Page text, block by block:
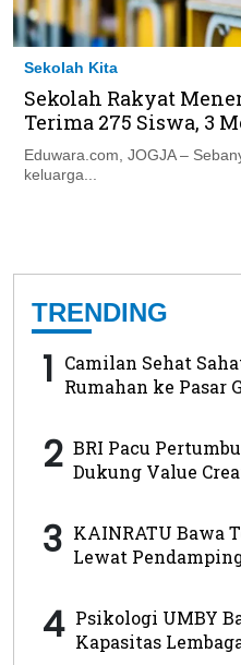
Sekolah Kita
Sekolah Rakyat
Terima 275 Siswa, 3
Eduwara.com, JOGJA –
keluarga...
TRENDING
1 Camilan Sehat
Rumahan ke Pasar
2 BRI Pacu
Dukung Value
3 KAINRATU Bawa
Lewat
4 Psikologi UMBY
Kapasitas